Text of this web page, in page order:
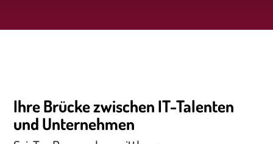
Ihre Brücke zwischen IT-Talenten
und Unternehmen